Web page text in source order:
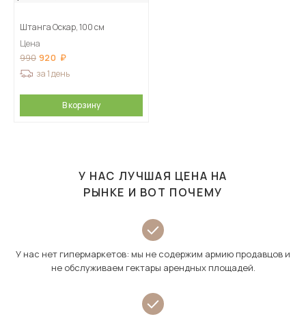
Штанга Оскар, 100 см
Цена
990 920
за 1 день
В корзину
У НАС ЛУЧШАЯ ЦЕНА НА
РЫНКЕ И ВОТ ПОЧЕМУ
У нас нет гипермаркетов: мы не содержим армию продавцов и
не обслуживаем гектары арендных площадей.